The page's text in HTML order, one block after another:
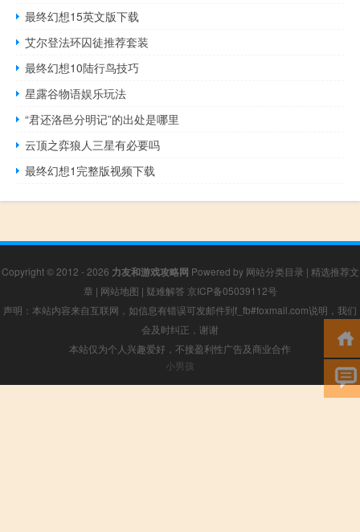
最终幻想15英文版下载
艾尔登法环囚徒推荐套装
最终幻想10陆行鸟技巧
星露谷物语娱乐玩法
“君还洛邑分明记”的出处是哪里
云顶之弈狼人三星有必要吗
最终幻想1完整版视频下载
Copyright © 2012 - 2026 力友和游戏攻略网 Powered by 网站分类目录 | 精选推荐文
章 | 网站地图 | 疑难解答 京ICP备05039112号
声明：本站内容来自互联网，如信息有错误可发邮件到f_fb#foxmail.com说明，我们
会及时纠正，谢谢
本站仅为个人兴趣爱好，不接盈利性广告及商业合作
小男孩